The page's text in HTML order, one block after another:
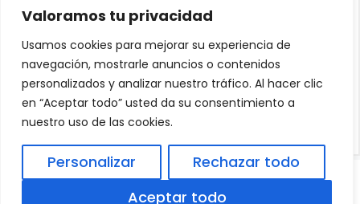
Valoramos tu privacidad
Usamos cookies para mejorar su experiencia de
navegación, mostrarle anuncios o contenidos
personalizados y analizar nuestro tráfico. Al hacer clic
en “Aceptar todo” usted da su consentimiento a
nuestro uso de las cookies.
Personalizar
Rechazar todo
Aceptar todo
Comparación entre Apache Storm y
Spark Streaming
Cómo detener la diarrea en un gato
¿Los frutos rojos son seguros para
que los perros los consuman?
Política de Privacidad Aviso Legal|